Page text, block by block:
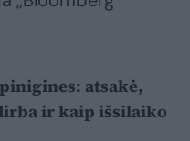
atsakė,
ir kaip išsilaiko